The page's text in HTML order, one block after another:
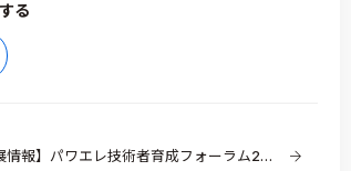
る
【出展情報】パワエレ技術者育成フォーラム2018（併設）PSIMユーザ会2018